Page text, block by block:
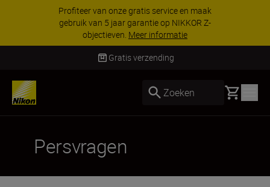
Profiteer van onze gratis service en maak
gebruik van 5 jaar garantie op NIKKOR Z-
objectieven. Meer informatie
Gratis verzending
Zoeken Basket
Persvragen